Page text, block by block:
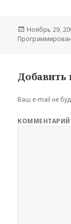
Ноябрь 29,
Ваш e-mail не
КОММЕНТАРИЙ